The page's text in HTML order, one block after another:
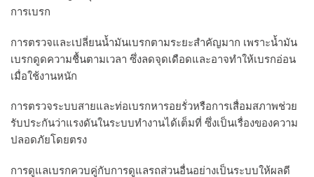
การเบรก
การตรวจและเปลี่ยนน้ำมันเบรกตามระยะสำคัญมาก เพราะน้ำมัน
เบรกดูดความชื้นตามเวลา ซึ่งลดจุดเดือดและอาจทำให้เบรกอ่อน
เมื่อใช้งานหนัก
การตรวจระบบสายและท่อเบรกหารอยรั่วหรือการเสื่อมสภาพช่วย
รับประกันว่าแรงดันในระบบทำงานได้เต็มที่ ซึ่งเป็นเรื่องของความ
ปลอดภัยโดยตรง
การดูแลเบรกควบคู่กับการดูแลรถส่วนอื่นอย่างเป็นระบบให้ผลดี